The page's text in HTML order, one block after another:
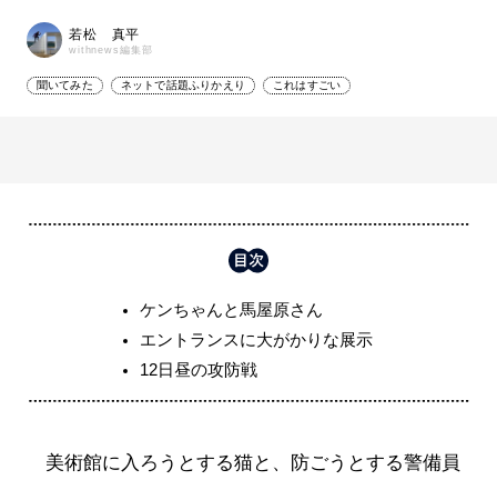
若松 真平
withnews編集部
聞いてみた ネットで話題ふりかえり これはすごい
ケンちゃんと馬屋原さん
エントランスに大がかりな展示
12日昼の攻防戦
美術館に入ろうとする猫と、防ごうとする警備員